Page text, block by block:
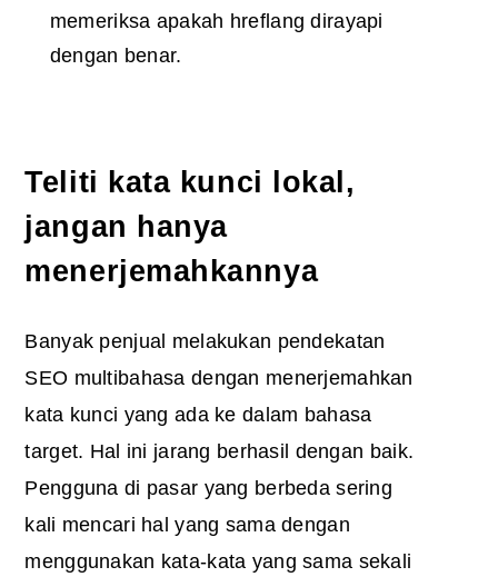
memeriksa apakah hreflang dirayapi
dengan benar.
Teliti kata kunci lokal,
jangan hanya
menerjemahkannya
Banyak penjual melakukan pendekatan
SEO multibahasa dengan menerjemahkan
kata kunci yang ada ke dalam bahasa
target. Hal ini jarang berhasil dengan baik.
Pengguna di pasar yang berbeda sering
kali mencari hal yang sama dengan
menggunakan kata-kata yang sama sekali